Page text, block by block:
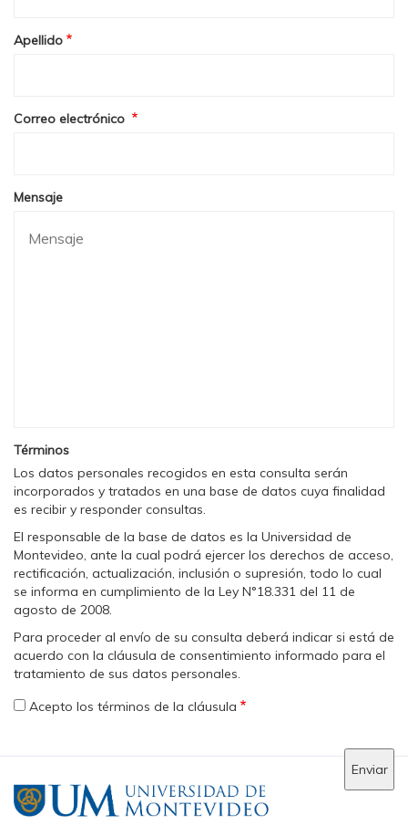
Apellido
Correo electrónico
Mensaje
Términos
Los datos personales recogidos en esta consulta serán
incorporados y tratados en una base de datos cuya finalidad
es recibir y responder consultas.
El responsable de la base de datos es la Universidad de
Montevideo, ante la cual podrá ejercer los derechos de acceso,
rectificación, actualización, inclusión o supresión, todo lo cual
se informa en cumplimiento de la Ley N°18.331 del 11 de
agosto de 2008.
Para proceder al envío de su consulta deberá indicar si está de
acuerdo con la cláusula de consentimiento informado para el
tratamiento de sus datos personales.
Acepto los términos de la cláusula